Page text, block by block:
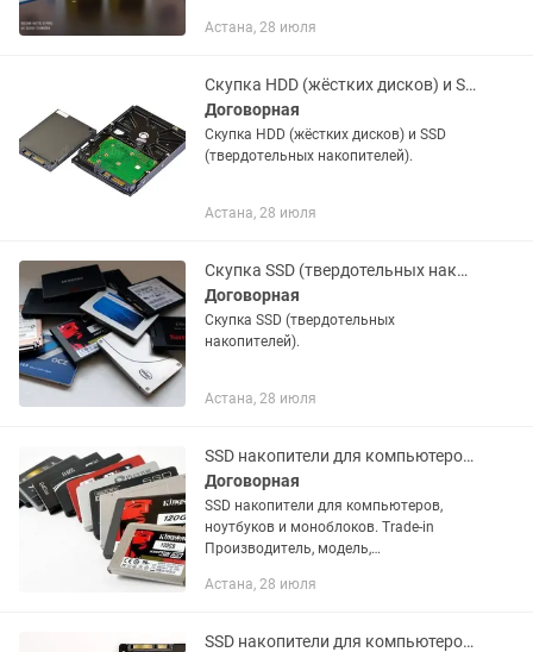
KZT) Orico 25PW1 750gb (21000 KZT)
Астана, 28 июля
Скупка HDD (жёстких дисков) и SSD (твердотельных накопителей).
Договорная
Скупка HDD (жёстких дисков) и SSD
(твердотельных накопителей).
Астана, 28 июля
Скупка SSD (твердотельных накопителей).
Договорная
Скупка SSD (твердотельных
накопителей).
Астана, 28 июля
SSD накопители для компьютеров, ноутбуков и моноблоков.
Договорная
SSD накопители для компьютеров,
ноутбуков и моноблоков. Trade-in
Производитель, модель,
внешний вид данного товара могут
объявлении. В...
Астана, 28 июля
SSD накопители для компьютеров, ноутбуков и моноблоков с гарантией.